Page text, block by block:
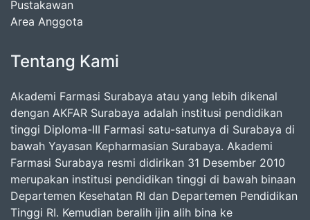
Pustakawan
Area Anggota
Tentang Kami
Akademi Farmasi Surabaya atau yang lebih dikenal
dengan AKFAR Surabaya adalah institusi pendidikan
tinggi Diploma-III Farmasi satu-satunya di Surabaya di
bawah Yayasan Kepharmasian Surabaya. Akademi
Farmasi Surabaya resmi didirikan 31 Desember 2010
merupakan institusi pendidikan tinggi di bawah binaan
Departemen Kesehatan RI dan Departemen Pendidikan
Tinggi RI. Kemudian beralih ijin alih bina ke